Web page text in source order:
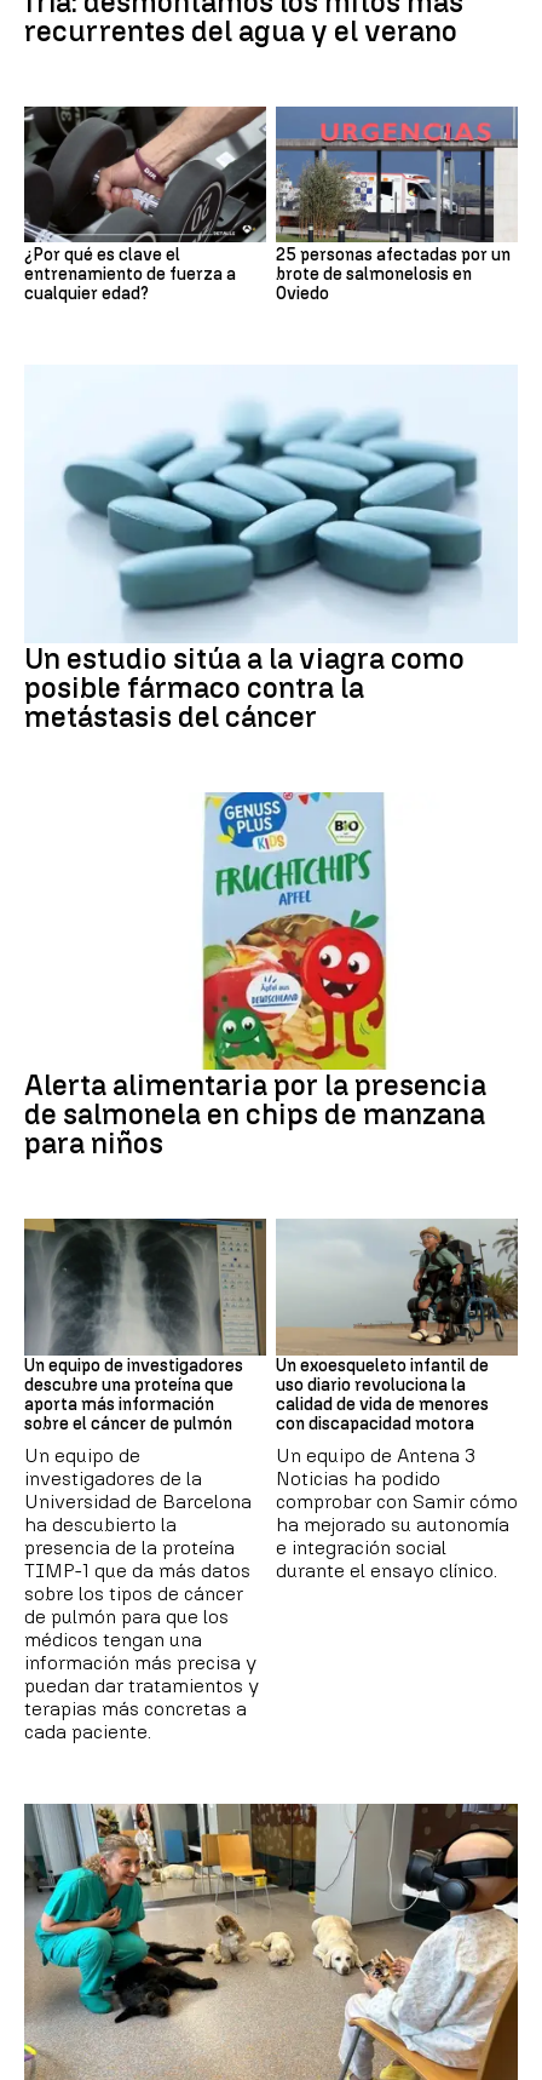
recurrentes del agua y el verano
¿Por qué es clave el
entrenamiento de fuerza a
cualquier edad?
25 personas afectadas por un
brote de salmonelosis en
Oviedo
Un estudio sitúa a la viagra como
posible fármaco contra la
metástasis del cáncer
Alerta alimentaria por la presencia
de salmonela en chips de manzana
para niños
Cáncer de pulmón
Un equipo de investigadores
descubre una proteína que
aporta más información
sobre el cáncer de pulmón
Un equipo de
investigadores de la
Universidad de Barcelona
ha descubierto la
presencia de la proteína
TIMP-1 que da más datos
sobre los tipos de cáncer
de pulmón para que los
médicos tengan una
información más precisa y
puedan dar tratamientos y
terapias más concretas a
cada paciente.
DISCAPACIDAD
Un exoesqueleto infantil de
uso diario revoluciona la
calidad de vida de menores
con discapacidad motora
Un equipo de Antena 3
Noticias ha podido
comprobar con Samir cómo
ha mejorado su autonomía
e integración social
durante el ensayo clínico.